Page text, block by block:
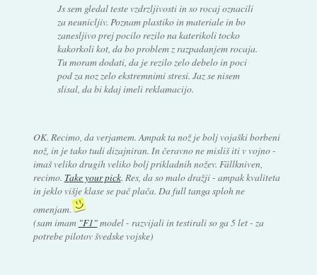
Js sem gledal teste vzdrzljivosti in so rocaj oznacili
za neunicljiv. Poznam plastiko in materiale in bo
zanesljivo prej pocilo rezilo na katerikoli tocko
kakorkoli kot, da bo problem z razpadanjem rocaja.
Tu moram dodati, da je rezilo zelo debelo in poci
pod za noz zelo ekstremnimi stresi. Jaz se nisem
slisal, da bi kdaj imeli reklamacijo.
OK. Recimo, da verjamem. Ampak ta nož je bolj vojaški borbeni
nož, in je tako tudi dizajniran. In čeravno ne misliš iti v vojno -
imaš veliko drugih veliko bolj prikladnih nožev. Fällkniven,
recimo. Take your pick. Res, da so malo dražji - ampak kvaliteta
in jeklo višje klase se pač plača. Dafull tangasploh ne
omenjam.
(sam imam "F1"model - razvijali in testirali so ga 5 let - za
potrebe pilotov švedske vojske)